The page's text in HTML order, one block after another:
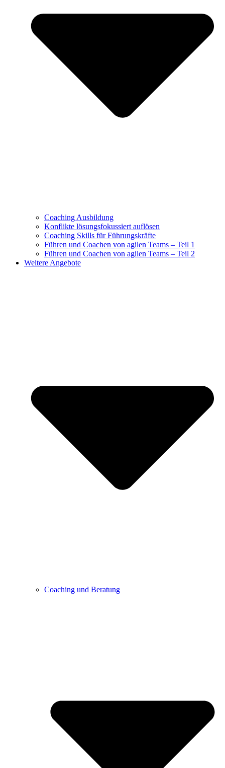
Coaching Ausbildung
Konflikte lösungsfokussiert auflösen
Coaching Skills für Führungskräfte
Führen und Coachen von agilen Teams – Teil 1
Führen und Coachen von agilen Teams – Teil 2
Weitere Angebote
Coaching und Beratung